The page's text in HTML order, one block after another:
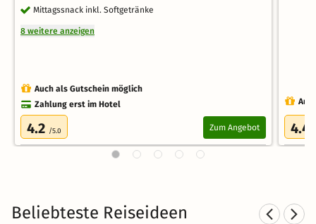
Mittagssnack inkl. Softgetränke
8 weitere anzeigen
Auch als Gutschein möglich
Zahlung erst im Hotel
4.2 /5.0 Zum Angebot 4.4
Beliebteste Reiseideen
Wellnesshotels in